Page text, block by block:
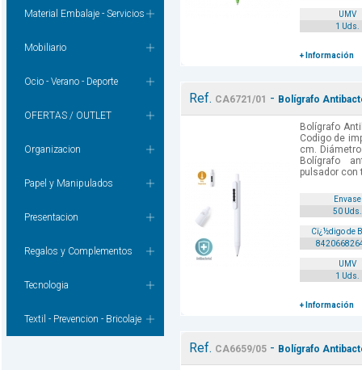
Material Embalaje - Servicios
Mobiliario
Ocio - Verano - Deporte
OFERTAS / OUTLET
Organizacion
Papel y Manipulados
Presentacion
Regalos y Complementos
Tecnologia
Textil - Prevencion - Bricolaje
UMV
1 Uds.
+ Información
Ref. CA6721/01 - Bolígrafo
Bolígrafo
Codigo de
cm.
Bolígrafo
pulsador con
Envase
50 Uds.
Cï¿½digo de
UMV
1 Uds.
+ Información
Ref. CA6659/05- Bolígrafo